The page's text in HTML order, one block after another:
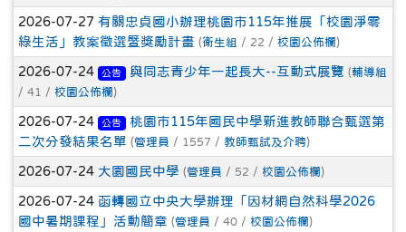
2026-07-27 有關忠貞國小辦理桃園市115年推展「校園淨零
綠生活」教案徵選暨獎勵計畫 (衛生組 / 22 / 校園公佈欄 )
2026-07-24 公告 與同志青少年一起長大--互動式展覽 (輔導組
/ 41 / 校園公佈欄 )
2026-07-24 公告
桃園市115年國民中學新進教師聯合甄選第
二次分發結果名單 (管理員 / 1557 / 教師甄試及介聘)
2026-07-24 大園國民中學 (管理員 / 52 / 校園公佈欄 )
2026-07-24 函轉國立中央大學辦理「因材網自然科學2026
國中暑期課程」活動簡章 (管理員 / 40 / 校園公佈欄 )